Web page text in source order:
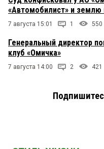
«Автомобилист» и землю
7 августа 15:01 1 550
Генеральный директор
клуб «Омичка»
7 августа 14:00 2 421